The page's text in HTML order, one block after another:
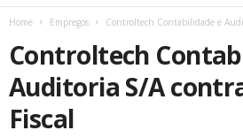
Home Empregos Controltech Contabilidade e
Controltech
Auditoria S/A
Fiscal